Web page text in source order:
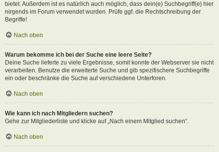
bietet. Außerdem ist es natürlich auch möglich, dass dein(e) Suchbegriff(e) hier
nirgends im Forum verwendet wurden. Prüfe ggf. die Rechtschreibung der
Begriffe!
Nach oben
Warum bekomme ich bei der Suche eine leere Seite?
Deine Suche lieferte zu viele Ergebnisse, somit konnte der Webserver sie nicht
verarbeiten. Benutze die erweiterte Suche und gib spezifischere Suchbegriffe
ein oder beschränke die Suche auf verschiedene Unterforen.
Nach oben
Wie kann ich nach Mitgliedern suchen?
Gehe zur Mitgliederliste und klicke auf „Nach einem Mitglied suchen“.
Nach oben